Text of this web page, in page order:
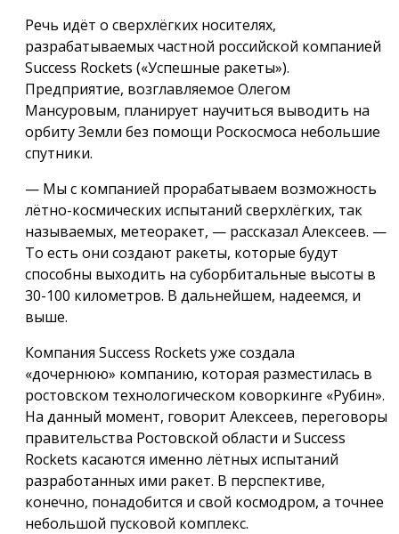
Речь идёт о сверхлёгких носителях,
разрабатываемых частной российской компанией
Success Rockets («Успешные ракеты»).
Предприятие, возглавляемое Олегом
Мансуровым, планирует научиться выводить на
орбиту Земли без помощи Роскосмоса небольшие
спутники.
— Мы с компанией прорабатываем возможность
лётно-космических испытаний сверхлёгких, так
называемых, метеоракет, — рассказал Алексеев. —
То есть они создают ракеты, которые будут
способны выходить на суборбитальные высоты в
30-100 километров. В дальнейшем, надеемся, и
выше.
Компания Success Rockets уже создала
«дочернюю» компанию, которая разместилась в
ростовском технологическом коворкинге «Рубин».
На данный момент, говорит Алексеев, переговоры
правительства Ростовской области и Success
Rockets касаются именно лётных испытаний
разработанных ими ракет. В перспективе,
конечно, понадобится и свой космодром, а точнее
небольшой пусковой комплекс.